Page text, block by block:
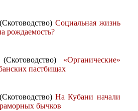
Социальная жизнь
рождаемость?
«Органические»
пастбищах
На Кубани начали
бычков